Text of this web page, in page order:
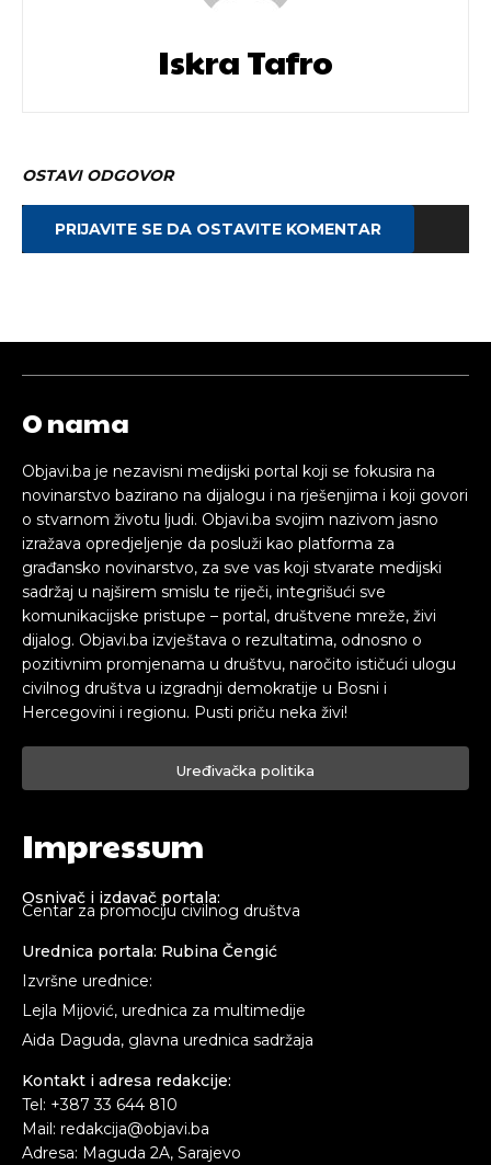
Iskra Tafro
OSTAVI ODGOVOR
PRIJAVITE SE DA OSTAVITE KOMENTAR
O nama
Objavi.ba je nezavisni medijski portal koji se fokusira na
novinarstvo bazirano na dijalogu i na rješenjima i koji govori
o stvarnom životu ljudi. Objavi.ba svojim nazivom jasno
izražava opredjeljenje da posluži kao platforma za
građansko novinarstvo, za sve vas koji stvarate medijski
sadržaj u najširem smislu te riječi, integrišući sve
komunikacijske pristupe – portal, društvene mreže, živi
dijalog. Objavi.ba izvještava o rezultatima, odnosno o
pozitivnim promjenama u društvu, naročito ističući ulogu
civilnog društva u izgradnji demokratije u Bosni i
Hercegovini i regionu. Pusti priču neka živi!
Uređivačka politika
Impressum
Osnivač i izdavač portala:
Centar za promociju civilnog društva
Urednica portala: Rubina Čengić
Izvršne urednice:
Lejla Mijović, urednica za multimedije
Aida Daguda, glavna urednica sadržaja
Kontakt i adresa redakcije:
Tel: +387 33 644 810
Mail: redakcija@objavi.ba
Adresa: Maguda 2A, Sarajevo